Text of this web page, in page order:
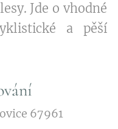
Jde o vhodné
a pěší
67961